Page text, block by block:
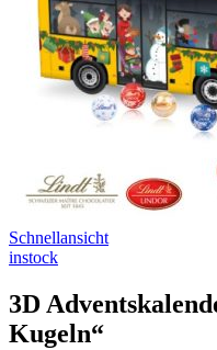
Schnellansicht
instock
3D
Kugeln“